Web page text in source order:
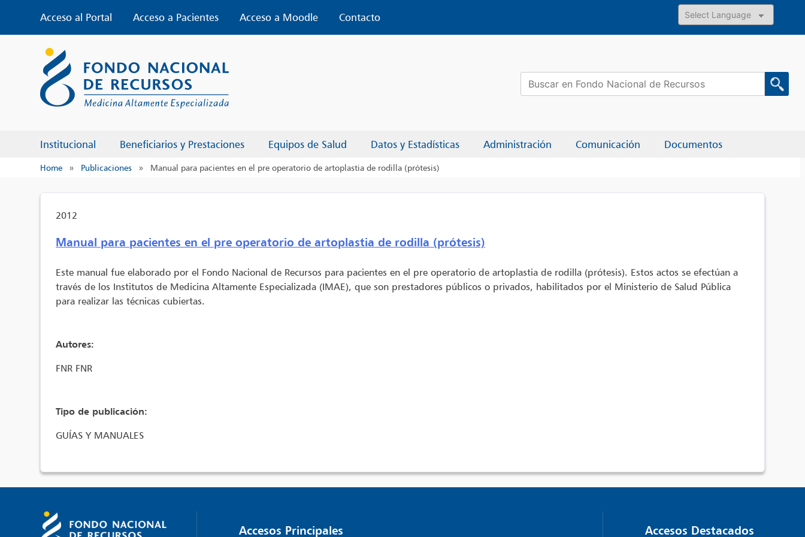
content
Acceso al Portal Acceso a Pacientes Acceso a Moodle
Contacto
Powered by
Institucional Beneficiarios y Prestaciones Equipos de Salud Datos y Estadísticas Administración Comunicación Documentos
Buscar:
Home » Publicaciones » Manual para pacientes en el pre operatorio de artoplastia de rodilla (prótesis)
2012
Manual para pacientes en el pre operatorio de artoplastia de rodilla (prótesis)
Este manual fue elaborado por el Fondo Nacional de Recursos para pacientes en el pre operatorio de artoplastia de rodilla (prótesis). Estos actos se efectúan a
través de los Institutos de Medicina Altamente Especializada (IMAE), que son prestadores públicos o privados, habilitados por el Ministerio de Salud Pública
para realizar las técnicas cubiertas.
Autores:
FNR FNR
Tipo de publicación:
GUÍAS Y MANUALES
Accesos Principales Accesos Destacados